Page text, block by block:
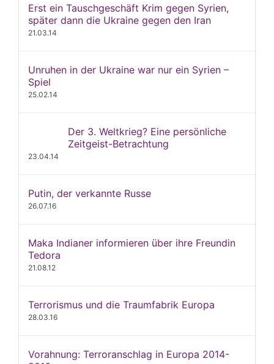
Erst ein Tauschgeschäft Krim gegen Syrien,
später dann die Ukraine gegen den Iran
21.03.14
Unruhen in der Ukraine war nur ein Syrien –
Spiel
25.02.14
Der 3. Weltkrieg? Eine persönliche
Zeitgeist-Betrachtung
23.04.14
Putin, der verkannte Russe
26.07.16
Maka Indianer informieren über ihre Freundin
Tedora
21.08.12
Terrorismus und die Traumfabrik Europa
28.03.16
Vorahnung: Terroranschlag in Europa 2014-